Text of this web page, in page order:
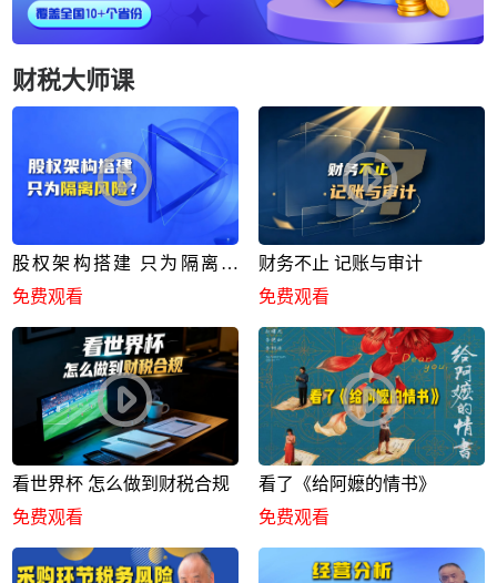
财税大师课
股权架构搭建 只为隔离风
险？
免费观看
财务不止 记账与审计
免费观看
看世界杯 怎么做到财税合规
免费观看
看了《给阿嬷的情书》
免费观看